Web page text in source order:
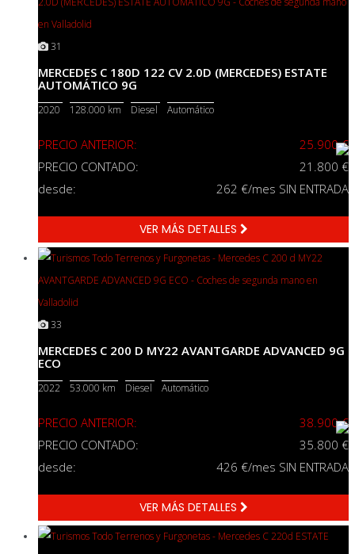
31
MERCEDES C 180D 122 CV 2.0D (MERCEDES) ESTATE
AUTOMÁTICO 9G
2020 128.000 km Diesel Automático
PRECIO ANTERIOR:
25.900 €
PRECIO CONTADO:
21.800 €
desde:
262 €/mes SIN ENTRADA
VER MÁS DETALLES
33
MERCEDES C 200 D MY22 AVANTGARDE ADVANCED 9G
ECO
2022 53.000 km Diesel Automático
PRECIO ANTERIOR:
38.900 €
PRECIO CONTADO:
35.800 €
desde:
426 €/mes SIN ENTRADA
VER MÁS DETALLES